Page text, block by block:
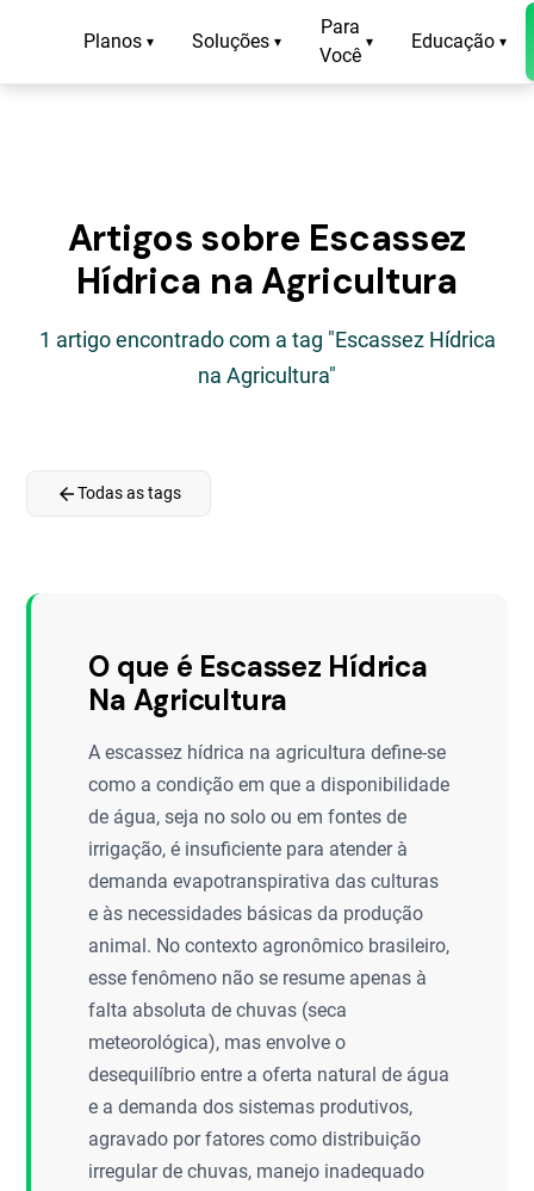
Planos ▾ Soluções ▾
Para
Você
▾ Educação ▾
Artigos sobre Escassez
Hídrica na Agricultura
1 artigo encontrado com a tag "Escassez Hídrica
na Agricultura"
arrow_backTodas as tags
O que é Escassez Hídrica
Na Agricultura
A escassez hídrica na agricultura define-se
como a condição em que a disponibilidade
de água, seja no solo ou em fontes de
irrigação, é insuficiente para atender à
demanda evapotranspirativa das culturas
e às necessidades básicas da produção
animal. No contexto agronômico brasileiro,
esse fenômeno não se resume apenas à
falta absoluta de chuvas (seca
meteorológica), mas envolve o
desequilíbrio entre a oferta natural de água
e a demanda dos sistemas produtivos,
agravado por fatores como distribuição
irregular de chuvas, manejo inadequado